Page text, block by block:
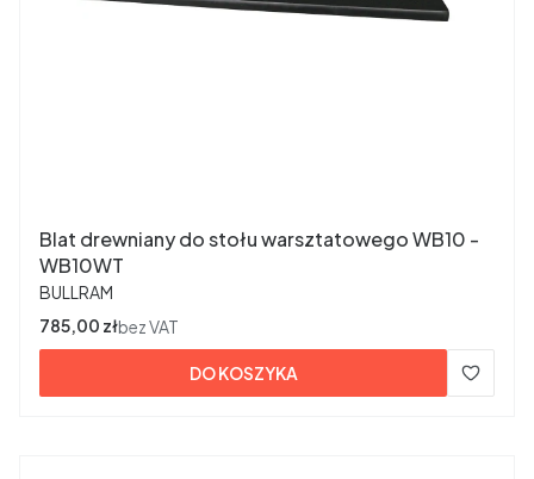
Blat drewniany do stołu warsztatowego WB10 -
WB10WT
PRODUCENT
BULLRAM
Cena
785,00 złbez VAT
DO KOSZYKA